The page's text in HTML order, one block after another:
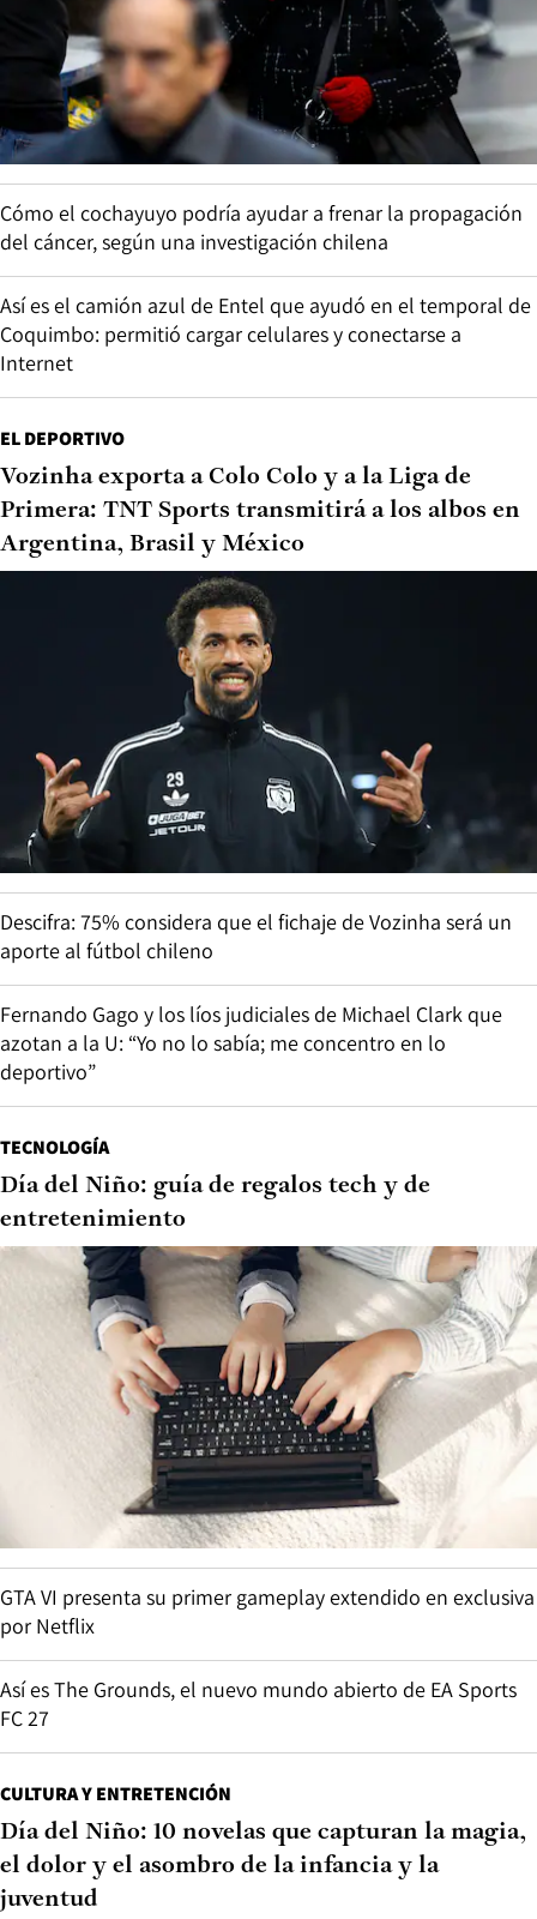
Cómo el cochayuyo podría ayudar a frenar la propagación
del cáncer, según una investigación chilena
Así es el camión azul de Entel que ayudó en el temporal de
Coquimbo: permitió cargar celulares y conectarse a
Internet
EL DEPORTIVO
Vozinha exporta a Colo Colo y a la Liga de
Primera: TNT Sports transmitirá a los albos en
Argentina, Brasil y México
Descifra: 75% considera que el fichaje de Vozinha será un
aporte al fútbol chileno
Fernando Gago y los líos judiciales de Michael Clark que
azotan a la U: “Yo no lo sabía; me concentro en lo
deportivo”
TECNOLOGÍA
Día del Niño: guía de regalos tech y de
entretenimiento
GTA VI presenta su primer gameplay extendido en exclusiva
por Netflix
Así es The Grounds, el nuevo mundo abierto de EA Sports
FC 27
CULTURA Y ENTRETENCIÓN
Día del Niño: 10 novelas que capturan la magia,
el dolor y el asombro de la infancia y la
juventud